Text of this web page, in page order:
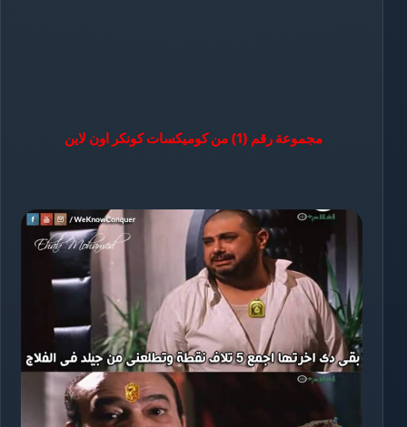
مجموعة رقم (1) من كوميكسات كونكر اون لاين